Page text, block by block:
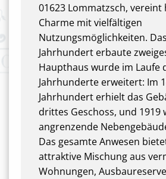
01623 Lommatzsch,
Charme mit vielfältigen
Nutzungsmöglichkeiten.
Jahrhundert erbaute
Haupthaus wurde im Laufe
Jahrhunderte erweitert: Im
Jahrhundert erhielt das
drittes Geschoss, und 1919
angrenzende
Das gesamte Anwesen
attraktive Mischung aus
Wohnungen,